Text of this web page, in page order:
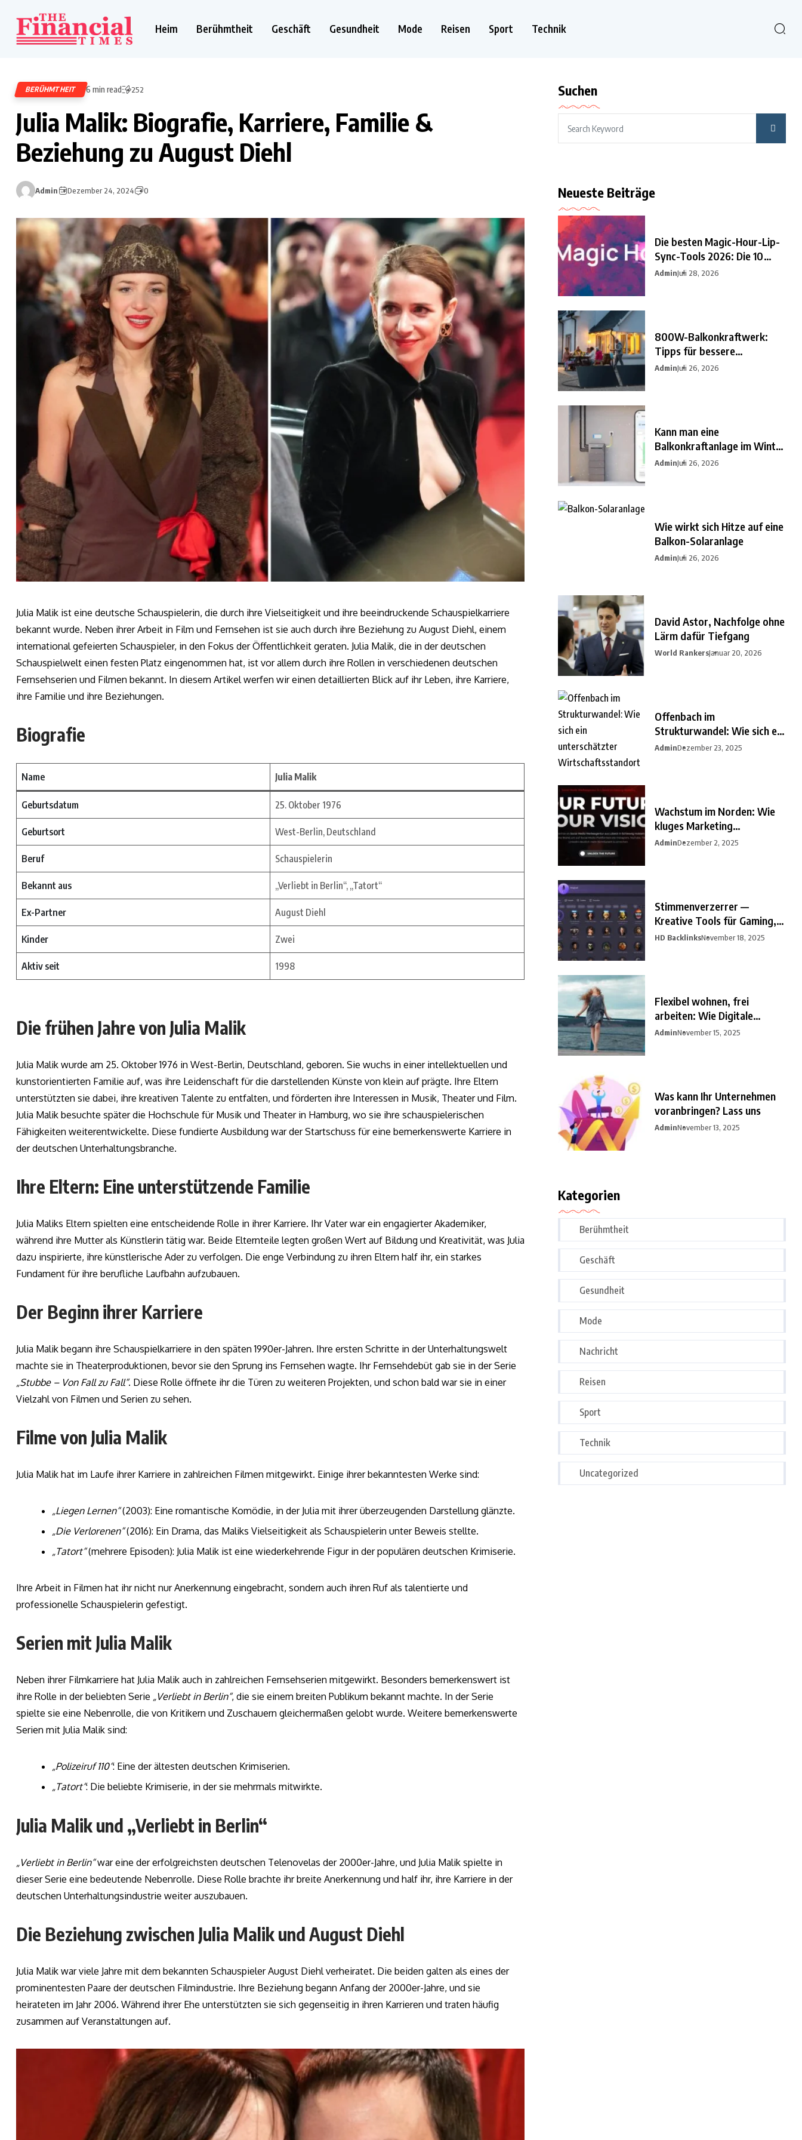
Heim Berühmtheit Geschäft Gesundheit Mode Reisen Sport Technik
BERÜHMTHEIT 6 min read 252
Julia Malik: Biografie, Karriere, Familie &
Beziehung zu August Diehl
Admin Dezember 24, 2024 0
Julia Malik ist eine deutsche Schauspielerin, die durch ihre Vielseitigkeit und ihre beeindruckende Schauspielkarriere
bekannt wurde. Neben ihrer Arbeit in Film und Fernsehen ist sie auch durch ihre Beziehung zu August Diehl, einem
international gefeierten Schauspieler, in den Fokus der Öffentlichkeit geraten. Julia Malik, die in der deutschen
Schauspielwelt einen festen Platz eingenommen hat, ist vor allem durch ihre Rollen in verschiedenen deutschen
Fernsehserien und Filmen bekannt. In diesem Artikel werfen wir einen detaillierten Blick auf ihr Leben, ihre Karriere,
ihre Familie und ihre Beziehungen.
Biografie
Name Julia Malik
Geburtsdatum 25. Oktober 1976
Geburtsort West-Berlin, Deutschland
Beruf Schauspielerin
Bekannt aus „Verliebt in Berlin“, „Tatort“
Ex-Partner August Diehl
Kinder Zwei
Aktiv seit 1998
Die frühen Jahre von Julia Malik
Julia Malik wurde am 25. Oktober 1976 in West-Berlin, Deutschland, geboren. Sie wuchs in einer intellektuellen und
kunstorientierten Familie auf, was ihre Leidenschaft für die darstellenden Künste von klein auf prägte. Ihre Eltern
unterstützten sie dabei, ihre kreativen Talente zu entfalten, und förderten ihre Interessen in Musik, Theater und Film.
Julia Malik besuchte später die Hochschule für Musik und Theater in Hamburg, wo sie ihre schauspielerischen
Fähigkeiten weiterentwickelte. Diese fundierte Ausbildung war der Startschuss für eine bemerkenswerte Karriere in
der deutschen Unterhaltungsbranche.
Ihre Eltern: Eine unterstützende Familie
Julia Maliks Eltern spielten eine entscheidende Rolle in ihrer Karriere. Ihr Vater war ein engagierter Akademiker,
während ihre Mutter als Künstlerin tätig war. Beide Elternteile legten großen Wert auf Bildung und Kreativität, was Julia
dazu inspirierte, ihre künstlerische Ader zu verfolgen. Die enge Verbindung zu ihren Eltern half ihr, ein starkes
Fundament für ihre berufliche Laufbahn aufzubauen.
Der Beginn ihrer Karriere
Julia Malik begann ihre Schauspielkarriere in den späten 1990er-Jahren. Ihre ersten Schritte in der Unterhaltungswelt
machte sie in Theaterproduktionen, bevor sie den Sprung ins Fernsehen wagte. Ihr Fernsehdebüt gab sie in der Serie
„Stubbe – Von Fall zu Fall“. Diese Rolle öffnete ihr die Türen zu weiteren Projekten, und schon bald war sie in einer
Vielzahl von Filmen und Serien zu sehen.
Filme von Julia Malik
Julia Malik hat im Laufe ihrer Karriere in zahlreichen Filmen mitgewirkt. Einige ihrer bekanntesten Werke sind:
„Liegen Lernen“(2003): Eine romantische Komödie, in der Julia mit ihrer überzeugenden Darstellung glänzte.
„Die Verlorenen“(2016): Ein Drama, das Maliks Vielseitigkeit als Schauspielerin unter Beweis stellte.
„Tatort“(mehrere Episoden): Julia Malik ist eine wiederkehrende Figur in der populären deutschen Krimiserie.
Ihre Arbeit in Filmen hat ihr nicht nur Anerkennung eingebracht, sondern auch ihren Ruf als talentierte und
professionelle Schauspielerin gefestigt.
Serien mit Julia Malik
Neben ihrer Filmkarriere hat Julia Malik auch in zahlreichen Fernsehserien mitgewirkt. Besonders bemerkenswert ist
ihre Rolle in der beliebten Serie „Verliebt in Berlin“, die sie einem breiten Publikum bekannt machte. In der Serie
spielte sie eine Nebenrolle, die von Kritikern und Zuschauern gleichermaßen gelobt wurde. Weitere bemerkenswerte
Serien mit Julia Malik sind:
„Polizeiruf 110“: Eine der ältesten deutschen Krimiserien.
„Tatort“: Die beliebte Krimiserie, in der sie mehrmals mitwirkte.
Julia Malik und „Verliebt in Berlin“
„Verliebt in Berlin“war eine der erfolgreichsten deutschen Telenovelas der 2000er-Jahre, und Julia Malik spielte in
dieser Serie eine bedeutende Nebenrolle. Diese Rolle brachte ihr breite Anerkennung und half ihr, ihre Karriere in der
deutschen Unterhaltungsindustrie weiter auszubauen.
Die Beziehung zwischen Julia Malik und August Diehl
Julia Malik war viele Jahre mit dem bekannten Schauspieler August Diehl verheiratet. Die beiden galten als eines der
prominentesten Paare der deutschen Filmindustrie. Ihre Beziehung begann Anfang der 2000er-Jahre, und sie
heirateten im Jahr 2006. Während ihrer Ehe unterstützten sie sich gegenseitig in ihren Karrieren und traten häufig
zusammen auf Veranstaltungen auf.
Suchen
Neueste Beiträge
Die besten Magic-Hour-Lip-
Sync-Tools 2026: Die 10
besten
AdminJuli 28, 2026
800W-Balkonkraftwerk:
Tipps für bessere
Einsparungen
AdminJuli 26, 2026
Kann man eine
Balkonkraftanlage im Winter
nutzen?
AdminJuli 26, 2026
Wie wirkt sich Hitze auf eine
Balkon-Solaranlage
AdminJuli 26, 2026
David Astor, Nachfolge ohne
Lärm dafür Tiefgang
World RankersJanuar 20, 2026
Offenbach im
Strukturwandel: Wie sich ein
unterschätzter
AdminDezember 23, 2025
Wachstum im Norden: Wie
kluges Marketing
Unternehmen
AdminDezember 2, 2025
Stimmenverzerrer —
Kreative Tools für Gaming,
Streaming
HD BacklinksNovember 18, 2025
Flexibel wohnen, frei
arbeiten: Wie Digitale
Nomaden
AdminNovember 15, 2025
Was kann Ihr Unternehmen
voranbringen? Lass uns
AdminNovember 13, 2025
Kategorien
Berühmtheit
Geschäft
Gesundheit
Mode
Nachricht
Reisen
Sport
Technik
Uncategorized